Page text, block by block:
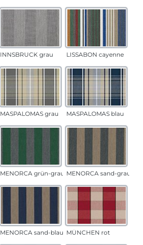
INNSBRUCK grau LISSABON cayenne
MASPALOMAS grau MASPALOMAS blau
MENORCA grün-grau MENORCA sand-grau
MENORCA sand-blau MÜNCHEN rot